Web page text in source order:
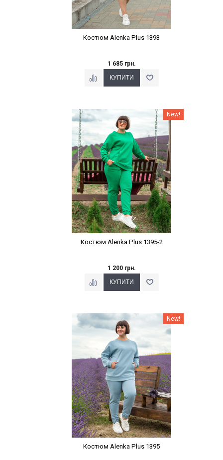
Костюм Alenka Plus 1393
1 685 грн.
Наклейки Варіант з % New!
Костюм Alenka Plus 1395-2
1 200 грн.
Наклейки Варіант з % New!
Костюм Alenka Plus 1395